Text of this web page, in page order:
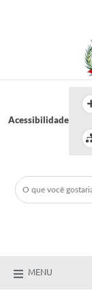
Acessibilidade
MENU